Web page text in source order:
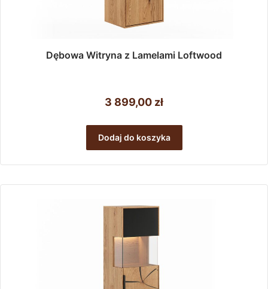
Dębowa Witryna z Lamelami Loftwood
3 899,00 zł
Dodaj do koszyka